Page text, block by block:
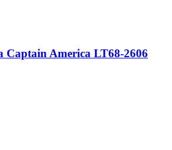
Captain America LT68-2606